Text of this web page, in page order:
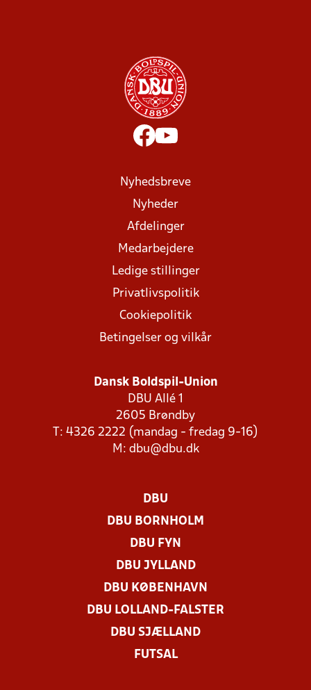
Nyhedsbreve
Nyheder
Afdelinger
Medarbejdere
Ledige stillinger
Privatlivspolitik
Cookiepolitik
Betingelser og vilkår
Dansk Boldspil-Union
DBU Allé 1
2605 Brøndby
T: 4326 2222 (mandag - fredag 9-16)
M: dbu@dbu.dk
DBU
DBU BORNHOLM
DBU FYN
DBU JYLLAND
DBU KØBENHAVN
DBU LOLLAND-FALSTER
DBU SJÆLLAND
FUTSAL